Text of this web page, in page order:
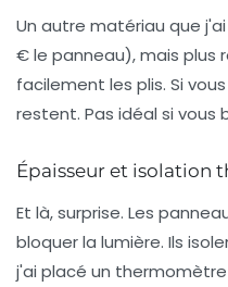
Un autre matériau que
€ le panneau), mais plus
facilement les plis. Si
restent. Pas idéal si vous
Épaisseur et isolation
Et là, surprise. Les
bloquer la lumière. Ils
j'ai placé un